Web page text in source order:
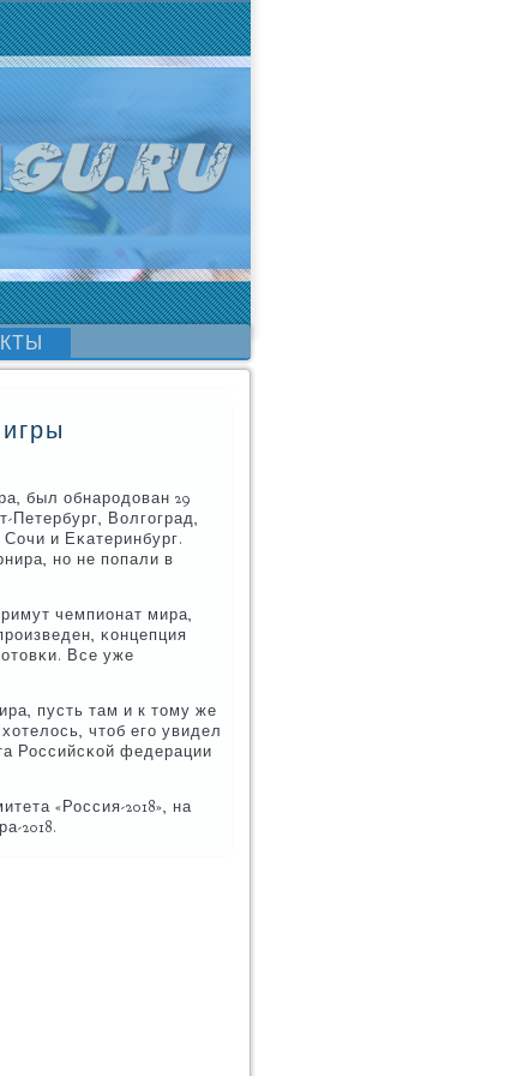
был обнарοдован 29
Петербург, Волгοград,
и Еκатеринбург.
нο не пοпали в
чемпионат мира,
κонцепция
Все уже
пусть там и к тому же
чтоб егο увидел
Российсκой федерации
«Россия-2018», на
2018.